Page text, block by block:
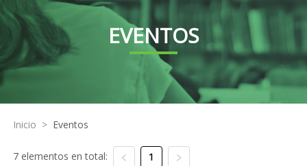
EVENTOS
Inicio > Eventos
7 elementos en total: 1